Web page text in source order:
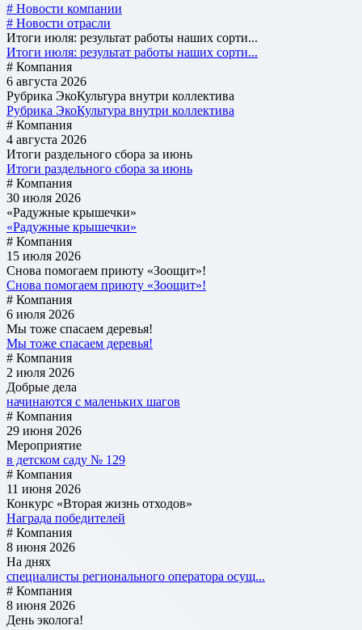
# Новости компании
# Новости отрасли
Итоги июля: результат работы наших сорти...
Итоги июля: результат работы наших сорти...
# Компания
6 августа 2026
Рубрика ЭкоКультура внутри коллектива
Рубрика ЭкоКультура внутри коллектива
# Компания
4 августа 2026
Итоги раздельного сбора за июнь
Итоги раздельного сбора за июнь
# Компания
30 июля 2026
«Радужные крышечки»
«Радужные крышечки»
# Компания
15 июля 2026
Снова помогаем приюту «Зоощит»!
Снова помогаем приюту «Зоощит»!
# Компания
6 июля 2026
Мы тоже спасаем деревья!
Мы тоже спасаем деревья!
# Компания
2 июля 2026
Добрые дела
начинаются с маленьких шагов
# Компания
29 июня 2026
Мероприятие
в детском саду № 129
# Компания
11 июня 2026
Конкурс «Вторая жизнь отходов»
Награда победителей
# Компания
8 июня 2026
На днях
специалисты регионального оператора осущ...
# Компания
8 июня 2026
День эколога!